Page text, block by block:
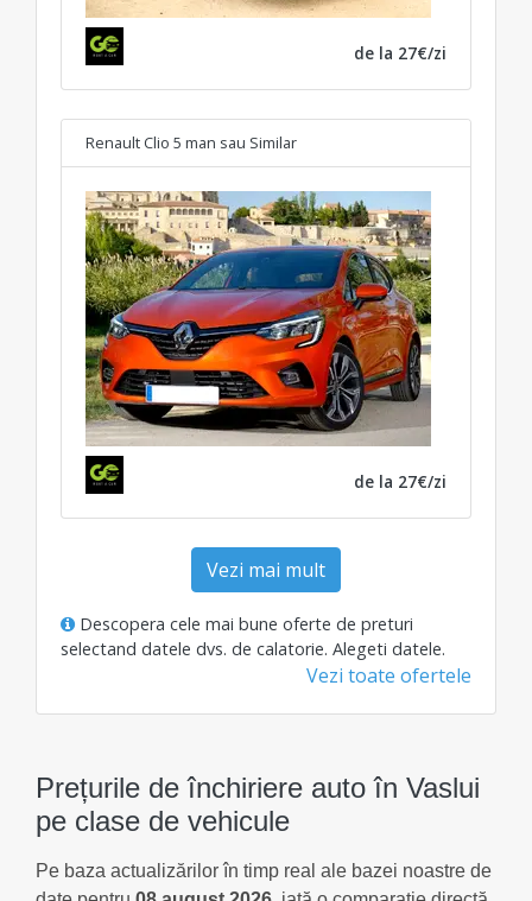
de la 27€/zi
Renault Clio 5 man sau Similar
de la 27€/zi
Vezi mai mult
Descopera cele mai bune oferte de preturi
selectand datele dvs. de calatorie. Alegeti datele.
Vezi toate ofertele
Prețurile de închiriere auto în Vaslui
pe clase de vehicule
Pe baza actualizărilor în timp real ale bazei noastre de